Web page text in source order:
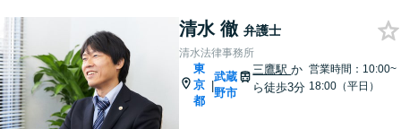
清水 徹 弁護士
清水法律事務所
東
京
都
|
武蔵
野市
三鷹駅か
ら徒歩3分
営業時間：10:00~
18:00（平日）